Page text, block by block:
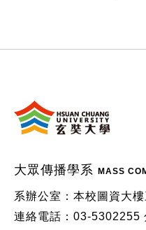
大眾傳播學系 MASS
系辦公室：本校圖資大
連絡電話：03-5302255